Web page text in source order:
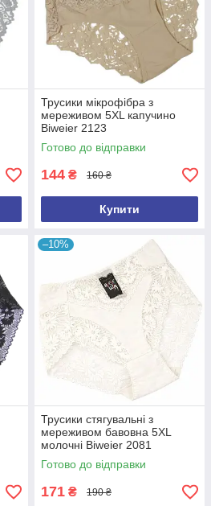
Трусики мікрофібра з
мереживом 5XL капучино
Biweier 2123
Готово до відправки
144 ₴ 160 ₴
Купити
–10%
Трусики стягувальні з
мереживом бавовна 5XL
молочні Biweier 2081
Готово до відправки
171 ₴ 190 ₴